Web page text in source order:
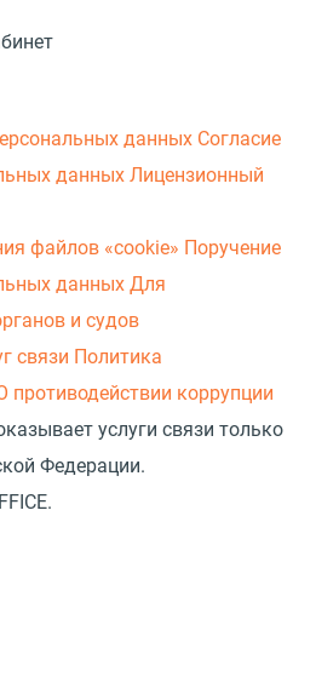
данных Согласие
данных Лицензионный
файлов «cookie» Поручение
данных Для
и судов
связи Политика
противодействии коррупции
услуги связи только
Федерации.